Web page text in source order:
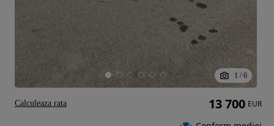
1 / 6
13 700 EUR
Calculeaza rata